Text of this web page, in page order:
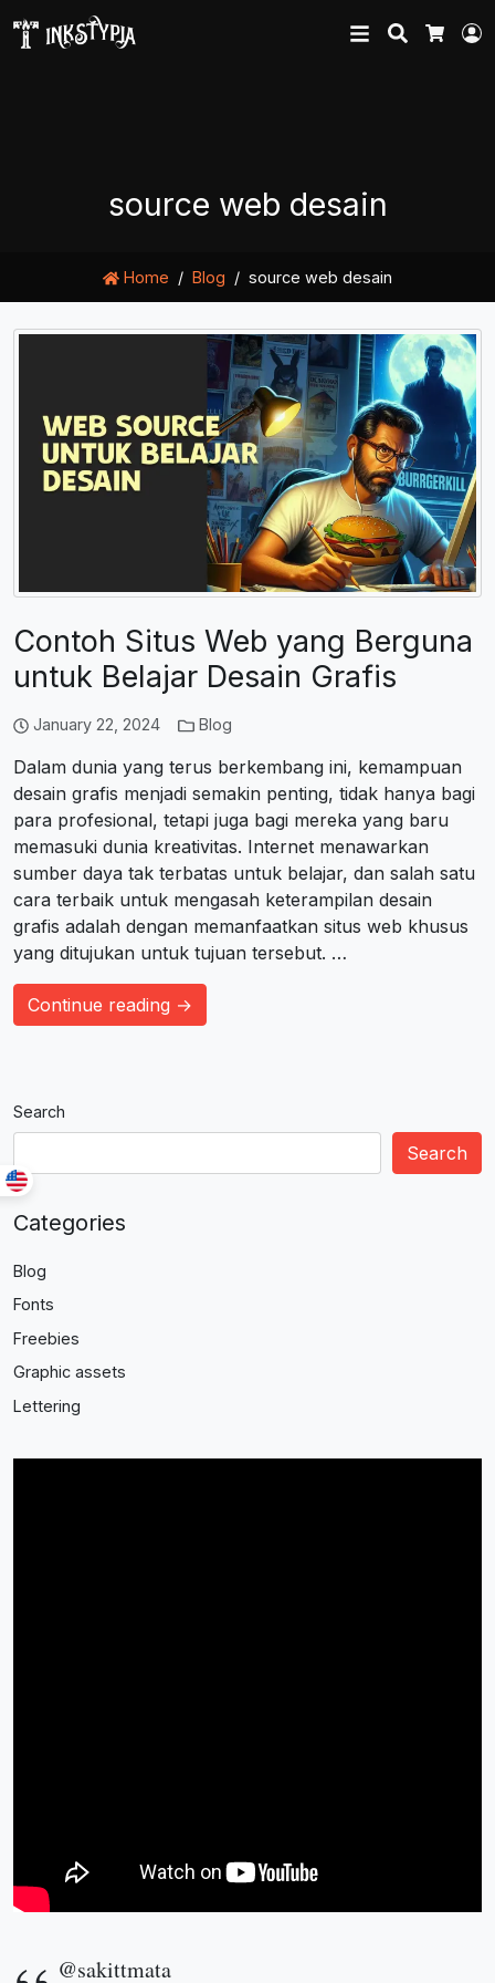
Search
source web desain
Home Blog source web desain
Contoh Situs Web yang Berguna
untuk Belajar Desain Grafis
January 22, 2024 Blog
Dalam dunia yang terus berkembang ini, kemampuan
desain grafis menjadi semakin penting, tidak hanya bagi
para profesional, tetapi juga bagi mereka yang baru
memasuki dunia kreativitas. Internet menawarkan
sumber daya tak terbatas untuk belajar, dan salah satu
cara terbaik untuk mengasah keterampilan desain
grafis adalah dengan memanfaatkan situs web khusus
yang ditujukan untuk tujuan tersebut. …
Continue reading →
Search
Search
Categories
Blog
Fonts
Freebies
Graphic assets
Lettering
@sakittmata